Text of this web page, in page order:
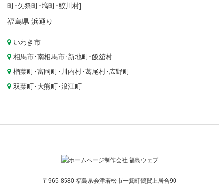
町 ･ 矢祭町 ･塙町 ･鮫川村]
福島県 浜通り
いわき市
相馬市･南相馬市･ 新地町 ･飯舘村
楢葉町 ･富岡町 ･ 川内村･葛尾村･ 広野町
双葉町 ･ 大熊町 ･浪江町
〒965-8580 福島県会津若松市一箕町鶴賀上居合90